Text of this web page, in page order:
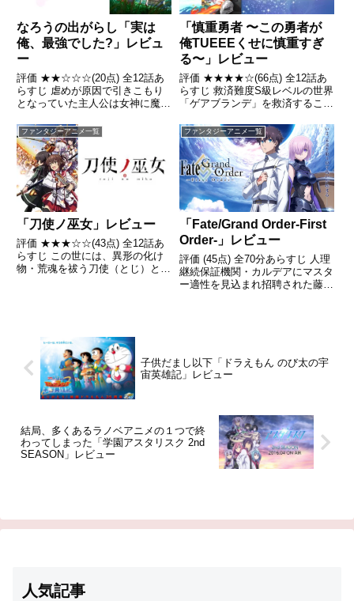
なろうの出がらし「実は
俺、最強でした?」レビュ
ー
評価 ★★☆☆☆(20点) 全12話あ
らすじ 虐めが原因で引きこもり
となっていた主人公は女神に魔法
与えられ、王子ラインハルト・オ
ルテアスとして魔法のある世界に
転生することとなった引用-
Wikipedia
「慎重勇者 〜この勇者が
俺TUEEEくせに慎重すぎ
る〜」レビュー
評価 ★★★★☆(66点) 全12話あ
らすじ 救済難度S級レベルの世界
「ゲアブランデ」を救済すること
は、チート級のスキルを持った勇
者・竜宮院聖哉を召喚する。引
用- Wikipedia
ファンタジーアニメ一覧
「刀使ノ巫女」レビュー
評価 ★★★☆☆(43点) 全12話あ
らすじ この世には、異形の化け
物・荒魂を祓う刀使（とじ）と呼
ファンタジーアニメ一覧
「Fate/Grand Order-First
Order-」レビュー
評価 (45点) 全70分あらすじ 人理
継続保証機関・カルデアにマスタ
ー適性を見込まれ招聘された藤丸
子供だまし以下「ドラえもん のび太の宇
宙英雄記」レビュー
結局、多くあるラノベアニメの１つで終
わってしまった「学園アスタリスク 2nd
SEASON」レビュー
人気記事